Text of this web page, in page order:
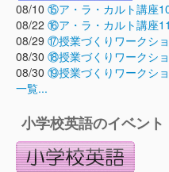
08/10 ⑮ア・ラ・カルト講座
08/22 ⑯ア・ラ・カルト講座
08/29 ⑰授業づくりワークシ
08/30 ⑱授業づくりワークシ
08/30 ⑲授業づくりワークシ
一覧...
小学校英語のイベント